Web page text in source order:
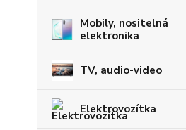
Mobily, nositelná
elektronika
TV, audio-video
Elektrovozítka